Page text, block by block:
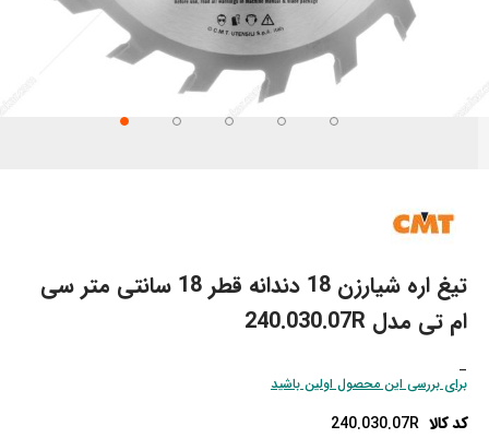
تیغ اره شیارزن 18 دندانه قطر 18 سانتی‌ متر سی
ام تی مدل 240.030.07R
برای بررسی این محصول اولین باشید
کد کالا 240.030.07R